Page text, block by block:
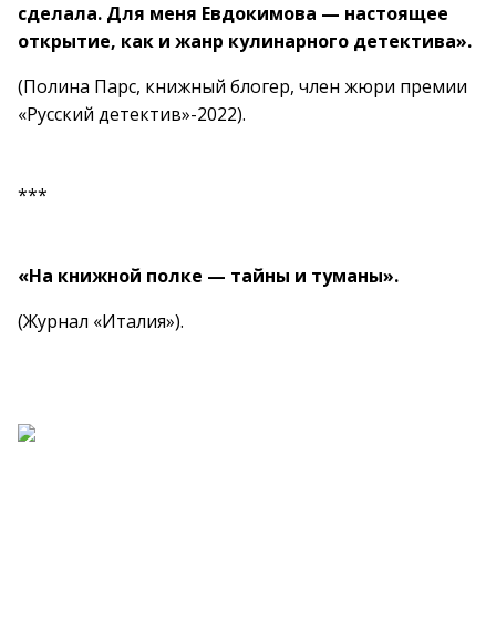
сделала. Для меня Евдокимова — настоящее
открытие, как и жанр кулинарного детектива».
(Полина Парс, книжный блогер, член жюри премии
«Русский детектив»-2022).
***
«На книжной полке — тайны и туманы».
(Журнал «Италия»).